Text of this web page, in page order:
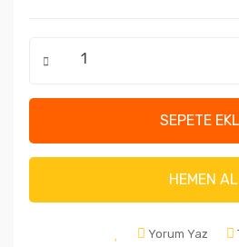
SEPETE
HEMEN AL
Yorum Yaz